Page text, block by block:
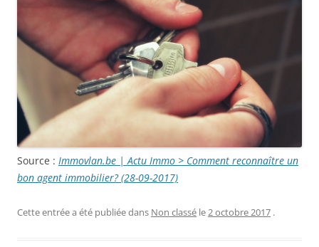
Source : Immovlan.be | Actu Immo > Comment reconnaître un
bon agent immobilier? (28-09-2017)
Cette entrée a été publiée dans Non classé le2 octobre 2017 .